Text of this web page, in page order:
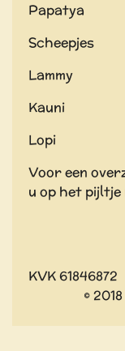
Papatya
Scheepjes
Lammy
Kauni
Lopi
Voor een
u op het
KVK
© 2018